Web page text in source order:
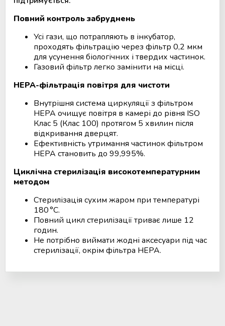
Повний контроль забруднень
Усі гази, що потрапляють в інкубатор,
проходять фільтрацію через фільтр 0,2 мкм
для усунення біологічних і твердих частинок.
Газовий фільтр легко замінити на місці.
HEPA-фільтрація повітря для чистоти
Внутрішня система циркуляції з фільтром
HEPA очищує повітря в камері до рівня ISO
Клас 5 (Клас 100) протягом 5 хвилин після
відкривання дверцят.
Ефективність утримання частинок фільтром
HEPA становить до 99,995%.
Циклічна стерилізація високотемпературним
методом
Стерилізація сухим жаром при температурі
180 °C.
Повний цикл стерилізації триває лише 12
годин.
Не потрібно виймати жодні аксесуари під час
стерилізації, окрім фільтра HEPA.